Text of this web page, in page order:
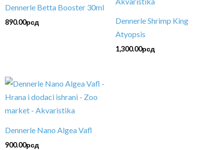
Dennerle Betta Booster 30ml
890.00рсд
Dennerle Shrimp King
Atyopsis
1,300.00рсд
Dennerle Nano Algea Vafl
900.00рсд